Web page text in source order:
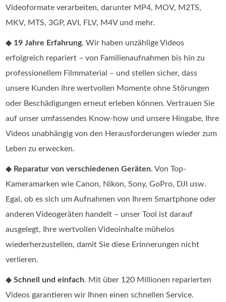
Videoformate verarbeiten, darunter MP4, MOV, M2TS,
MKV, MTS, 3GP, AVI, FLV, M4V und mehr.
◆ 19 Jahre Erfahrung. Wir haben unzählige Videos
erfolgreich repariert – von Familienaufnahmen bis hin zu
professionellem Filmmaterial – und stellen sicher, dass
unsere Kunden ihre wertvollen Momente ohne Störungen
oder Beschädigungen erneut erleben können. Vertrauen Sie
auf unser umfassendes Know-how und unsere Hingabe, Ihre
Videos unabhängig von den Herausforderungen wieder zum
Leben zu erwecken.
◆ Reparatur von verschiedenen Geräten. Von Top-
Kameramarken wie Canon, Nikon, Sony, GoPro, DJI usw.
Egal, ob es sich um Aufnahmen von Ihrem Smartphone oder
anderen Videogeräten handelt – unser Tool ist darauf
ausgelegt, Ihre wertvollen Videoinhalte mühelos
wiederherzustellen, damit Sie diese Erinnerungen nicht
verlieren.
◆Schnell und einfach. Mit über 120 Millionen reparierten
Videos garantieren wir Ihnen einen schnellen Service.